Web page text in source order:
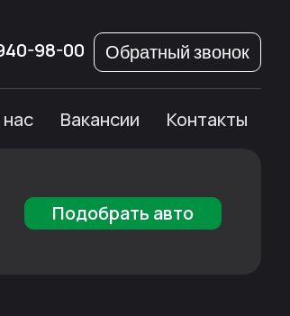
98-00 Обратный звонок
Вакансии Контакты
Подобрать авто